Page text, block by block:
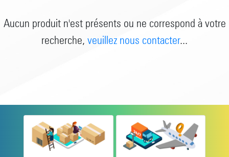
Aucun produit n'est présents ou ne correspond à votre
recherche, veuillez nous contacter...